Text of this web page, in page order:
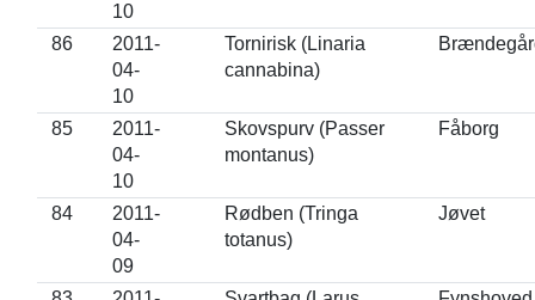
10
86
2011-
04-
10
Tornirisk (Linaria
cannabina)
85
2011-
04-
10
Skovspurv (Passer
montanus)
Fåborg
84
2011-
04-
09
Rødben (Tringa
totanus)
Jøvet